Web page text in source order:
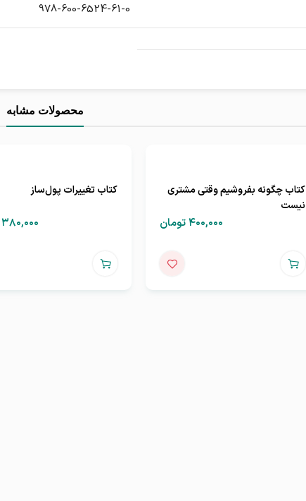
978-600-6524-61-0
محصولات مشابه
کتاب چگونه بفروشیم وقتی مشتری
نیست
۴۰۰,۰۰۰تومان
کتاب تغییرات پول‌ساز
۳۸۰,۰۰۰